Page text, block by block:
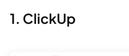
1. ClickUp